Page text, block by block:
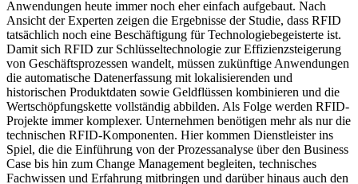
Anwendungen heute immer noch eher einfach aufgebaut. Nach
Ansicht der Experten zeigen die Ergebnisse der Studie, dass RFID
tatsächlich noch eine Beschäftigung für Technologiebegeisterte ist.
Damit sich RFID zur Schlüsseltechnologie zur Effizienzsteigerung
von Geschäftsprozessen wandelt, müssen zukünftige Anwendungen
die automatische Datenerfassung mit lokalisierenden und
historischen Produktdaten sowie Geldflüssen kombinieren und die
Wertschöpfungskette vollständig abbilden. Als Folge werden RFID-
Projekte immer komplexer. Unternehmen benötigen mehr als nur die
technischen RFID-Komponenten. Hier kommen Dienstleister ins
Spiel, die die Einführung von der Prozessanalyse über den Business
Case bis hin zum Change Management begleiten, technisches
Fachwissen und Erfahrung mitbringen und darüber hinaus auch den